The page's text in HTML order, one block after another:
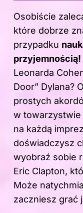
Osobiście
które dobrze
przypadku
przyjemnością!
Leonarda
Door” Dylana?
prostych
w
na każdą
doświadczysz
wyobraź sobie
Eric Clapton,
Może
zaczniesz grać